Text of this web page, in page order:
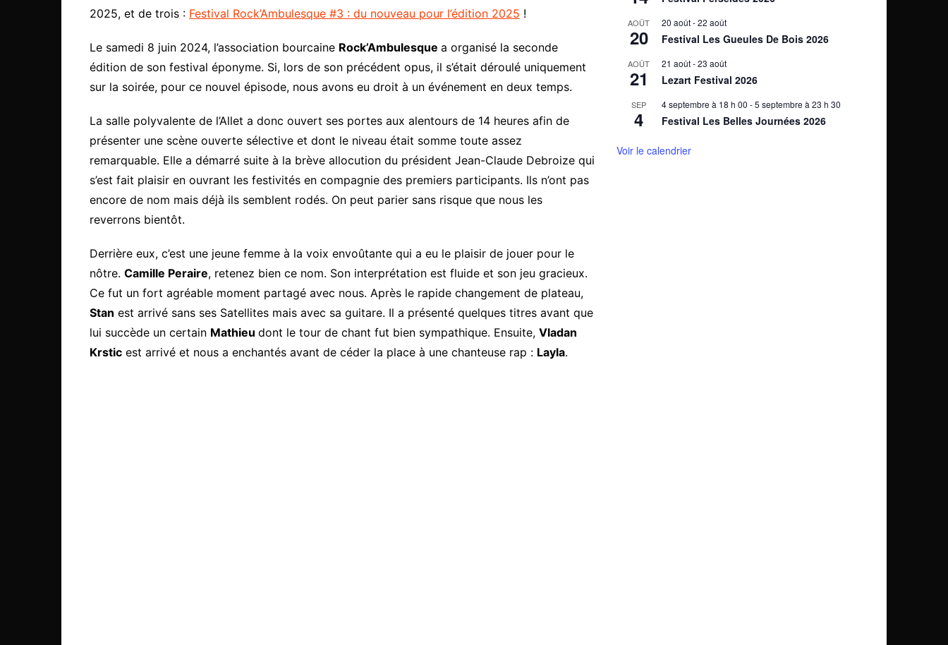
2025, et de trois : Festival Rock’Ambulesque #3 : du nouveau pour l’édition 2025 !
Le samedi 8 juin 2024, l’association bourcaine Rock’Ambulesque a organisé la seconde
édition de son festival éponyme. Si, lors de son précédent opus, il s’était déroulé uniquement
sur la soirée, pour ce nouvel épisode, nous avons eu droit à un événement en deux temps.
La salle polyvalente de l’Allet a donc ouvert ses portes aux alentours de 14 heures afin de
présenter une scène ouverte sélective et dont le niveau était somme toute assez
remarquable. Elle a démarré suite à la brève allocution du président Jean-Claude Debroize qui
s’est fait plaisir en ouvrant les festivités en compagnie des premiers participants. Ils n’ont pas
encore de nom mais déjà ils semblent rodés. On peut parier sans risque que nous les
reverrons bientôt.
Derrière eux, c’est une jeune femme à la voix envoûtante qui a eu le plaisir de jouer pour le
nôtre. Camille Peraire, retenez bien ce nom. Son interprétation est fluide et son jeu gracieux.
Ce fut un fort agréable moment partagé avec nous. Après le rapide changement de plateau,
Stan est arrivé sans ses Satellites mais avec sa guitare. Il a présenté quelques titres avant que
lui succède un certain Mathieu dont le tour de chant fut bien sympathique. Ensuite, Vladan
Krstic est arrivé et nous a enchantés avant de céder la place à une chanteuse rap : Layla.
AOÛT
20
20 août-22 août
Festival Les Gueules De Bois 2026
AOÛT
21
21 août-23 août
Lezart Festival 2026
SEP
4
4 septembre à 18 h 00 -5 septembre à 23 h 30
Festival Les Belles Journées 2026
Voir le calendrier